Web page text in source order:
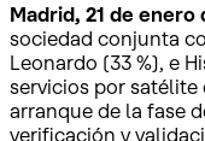
Madrid, 21 de enero
sociedad conjunta
Leonardo (33 %), e
servicios por satélite
arranque de la fase
verificación y